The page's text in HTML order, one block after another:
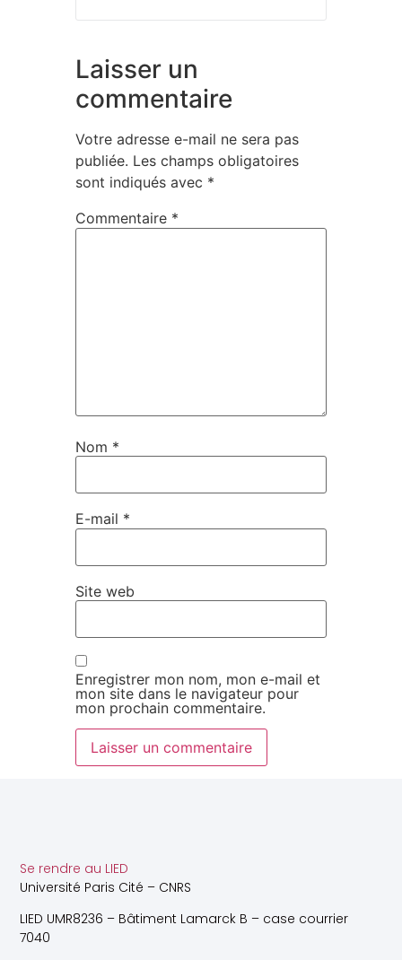
Laisser un
commentaire
Votre adresse e-mail ne sera pas
publiée. Les champs obligatoires
sont indiqués avec *
Commentaire *
Nom *
E-mail *
Site web
Enregistrer mon nom, mon e-mail et
mon site dans le navigateur pour
mon prochain commentaire.
Se rendre au LIED
Université Paris Cité – CNRS
LIED UMR8236 – Bâtiment Lamarck B – case courrier
7040